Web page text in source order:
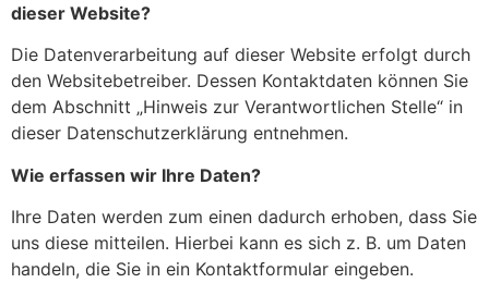
dieser Website?
Die Datenverarbeitung auf dieser Website erfolgt durch
den Websitebetreiber. Dessen Kontaktdaten können Sie
dem Abschnitt „Hinweis zur Verantwortlichen Stelle“ in
dieser Datenschutzerklärung entnehmen.
Wie erfassen wir Ihre Daten?
Ihre Daten werden zum einen dadurch erhoben, dass Sie
uns diese mitteilen. Hierbei kann es sich z. B. um Daten
handeln, die Sie in ein Kontaktformular eingeben.